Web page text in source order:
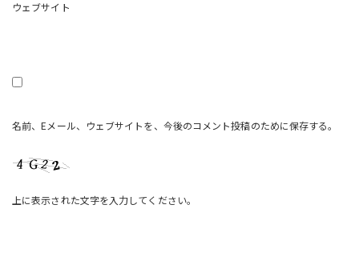
ウェブサイト
名前、Eメール、ウェブサイトを、今後のコメント投稿のために保存する。
上に表示された文字を入力してください。